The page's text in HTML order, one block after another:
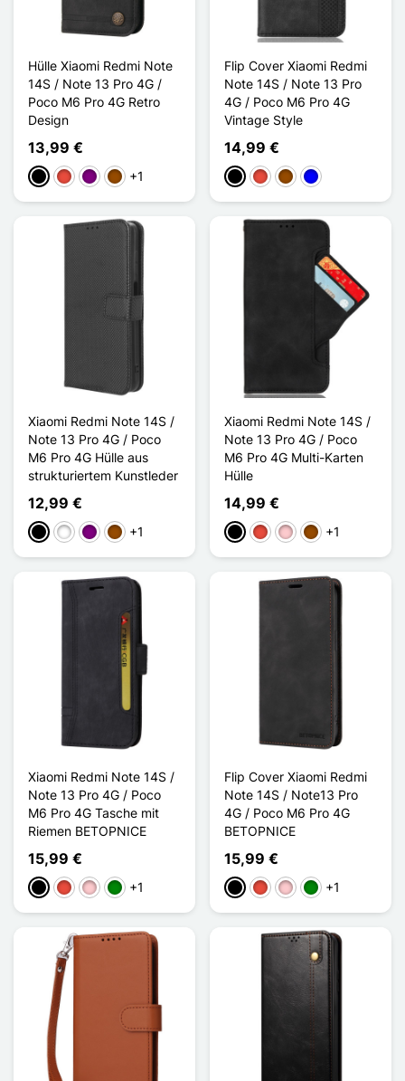
Hülle Xiaomi Redmi Note
14S / Note 13 Pro 4G /
Poco M6 Pro 4G Retro
Design
13,99 €
Schwarz
Rot ViolettBraun
+1
Flip Cover Xiaomi Redmi
Note 14S / Note 13 Pro
4G / Poco M6 Pro 4G
Vintage Style
14,99 €
Schwarz
Rot BraunBlau
Xiaomi Redmi Note 14S /
Note 13 Pro 4G / Poco
M6 Pro 4G Hülle aus
strukturiertem Kunstleder
12,99 €
Schwarz
WeißViolettBraun
+1
Xiaomi Redmi Note 14S /
Note 13 Pro 4G / Poco
M6 Pro 4G Multi-Karten
Hülle
14,99 €
Schwarz
Rot PinkBraun
+1
Xiaomi Redmi Note 14S /
Note 13 Pro 4G / Poco
M6 Pro 4G Tasche mit
Riemen BETOPNICE
15,99 €
Schwarz
Rot PinkGrün+1
Flip Cover Xiaomi Redmi
Note 14S / Note13 Pro
4G / Poco M6 Pro 4G
BETOPNICE
15,99 €
Schwarz
Rot PinkGrün+1